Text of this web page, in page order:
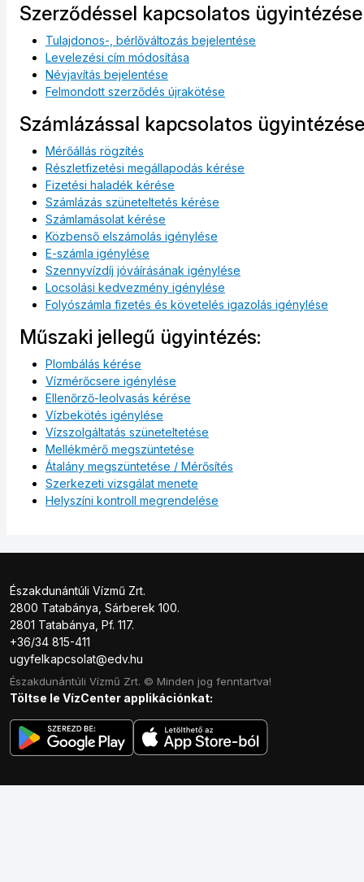
Szerződéssel kapcsolatos
Tulajdonos-, bérlőváltozás bejelentése
Levelezési cím módosítása
Névjavítás bejelentése
Felmondott szerződés újrakötése
Számlázással kapcsolatos
Mérőállás rögzítés
Részletfizetési megállapodás kérése
Fizetési haladék kérése
Számlázás szüneteltetés kérése
Számlamásolat kérése
Közbenső elszámolás igénylése
E-számla igénylése
Szennyvízdíj jóváírásának igénylése
Locsolási kedvezmény igénylése
Folyószámla fizetés és követelés igazolás igénylése
Műszaki jellegű ügyintézés:
Plombálás kérése
Vízmérőcsere igénylése
Ellenőrző-leolvasás kérése
Vízbekötés igénylése
Vízszolgáltatás szüneteltetése
Mellékmérő megszüntetése
Átalány megszüntetése / Mérősítés
Szerkezeti vizsgálat menete
Helyszíni kontroll megrendelése
Északdunántúli Vízmű Zrt.
2800 Tatabánya, Sárberek 100.
2801 Tatabánya, Pf. 117.
+36/34 815-411
ugyfelkapcsolat@edv.hu
Északdunántúli Vízmű Zrt. © Minden jog fenntartva!
Töltse le VízCenter applikációnkat: